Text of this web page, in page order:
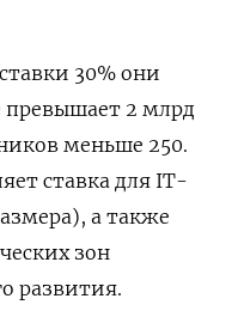
30% они
превышает 2 млрд
меньше 250.
ставка для IT-
а также
зон
развития.